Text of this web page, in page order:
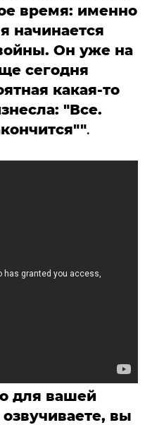
время: именно
начинается
Он уже на
сегодня
какая-то
"Все.
.
для вашей
вы